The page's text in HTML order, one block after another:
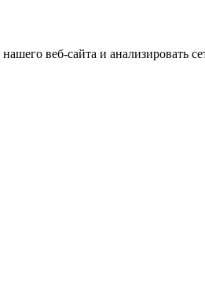
веб-сайта и анализировать